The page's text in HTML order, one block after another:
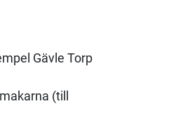
Gävle Torp
(till